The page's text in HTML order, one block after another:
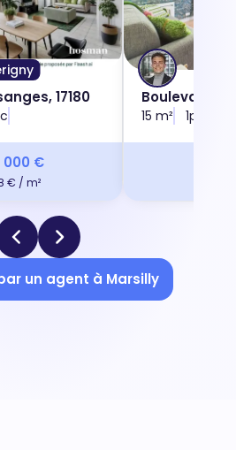
17180
000 €
€ / m²
Boulevard
15 m² 1p
un agent à Marsilly